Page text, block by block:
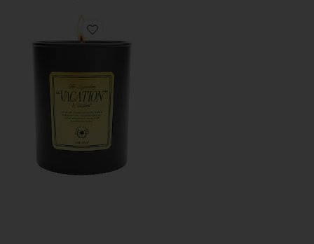
Favorite "VACATION" BY VACATION PERFUMED